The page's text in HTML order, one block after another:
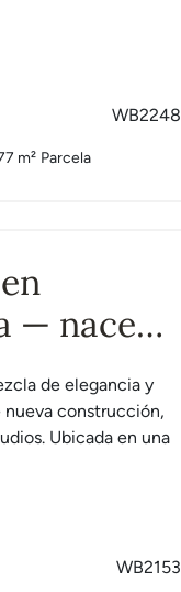
WB2248
m² Parcela
— nace
de elegancia y
nueva construcción,
Ubicada en una
WB2153